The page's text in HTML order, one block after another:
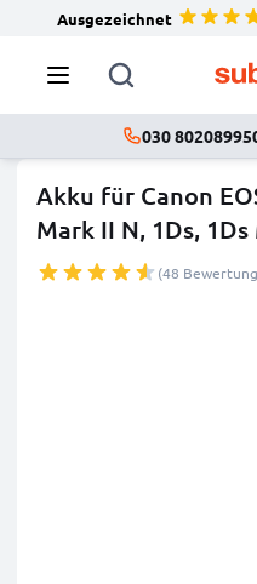
Ausgezeichnet
030
Akku für Canon
Mark II N, 1Ds, 1Ds
(48